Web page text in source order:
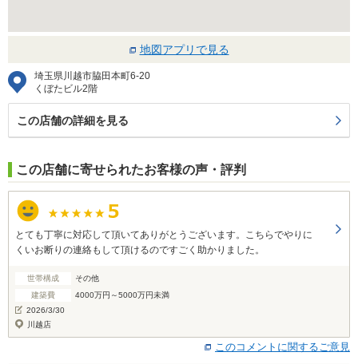
地図アプリで見る
埼玉県川越市脇田本町6-20
くぼたビル2階
この店舗の詳細を見る
この店舗に寄せられたお客様の声・評判
とても丁寧に対応して頂いてありがとうございます。こちらでやりに
くいお断りの連絡もして頂けるのですごく助かりました。
世帯構成
その他
建築費
4000万円～5000万円未満
2026/3/30
川越店
このコメントに関するご意見